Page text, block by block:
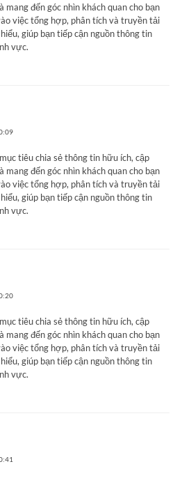
mang đến góc nhìn khách quan cho bạn
việc tổng hợp, phân tích và truyền tải
giúp bạn tiếp cận nguồn thông tin
vực.
tiêu chia sẻ thông tin hữu ích, cập
mang đến góc nhìn khách quan cho bạn
việc tổng hợp, phân tích và truyền tải
giúp bạn tiếp cận nguồn thông tin
vực.
tiêu chia sẻ thông tin hữu ích, cập
mang đến góc nhìn khách quan cho bạn
việc tổng hợp, phân tích và truyền tải
giúp bạn tiếp cận nguồn thông tin
vực.